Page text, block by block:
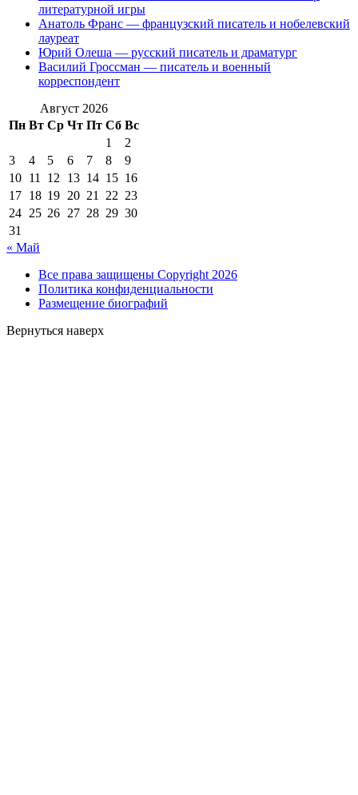
литературной игры
Анатоль Франс — французский писатель и нобелевский
лауреат
Юрий Олеша — русский писатель и драматург
Василий Гроссман — писатель и военный
корреспондент
Август 2026
Пн Вт Ср Чт Пт Сб Вс
1
2
3
4 5 6 7 8
9
10 11 12 13 14 15 16
17 18 19 20 21 22 23
24 25 26 27 28 29 30
31
« Май
Все права защищены Copyright 2026
Политика конфиденциальности
Размещение биографий
Вернуться наверх